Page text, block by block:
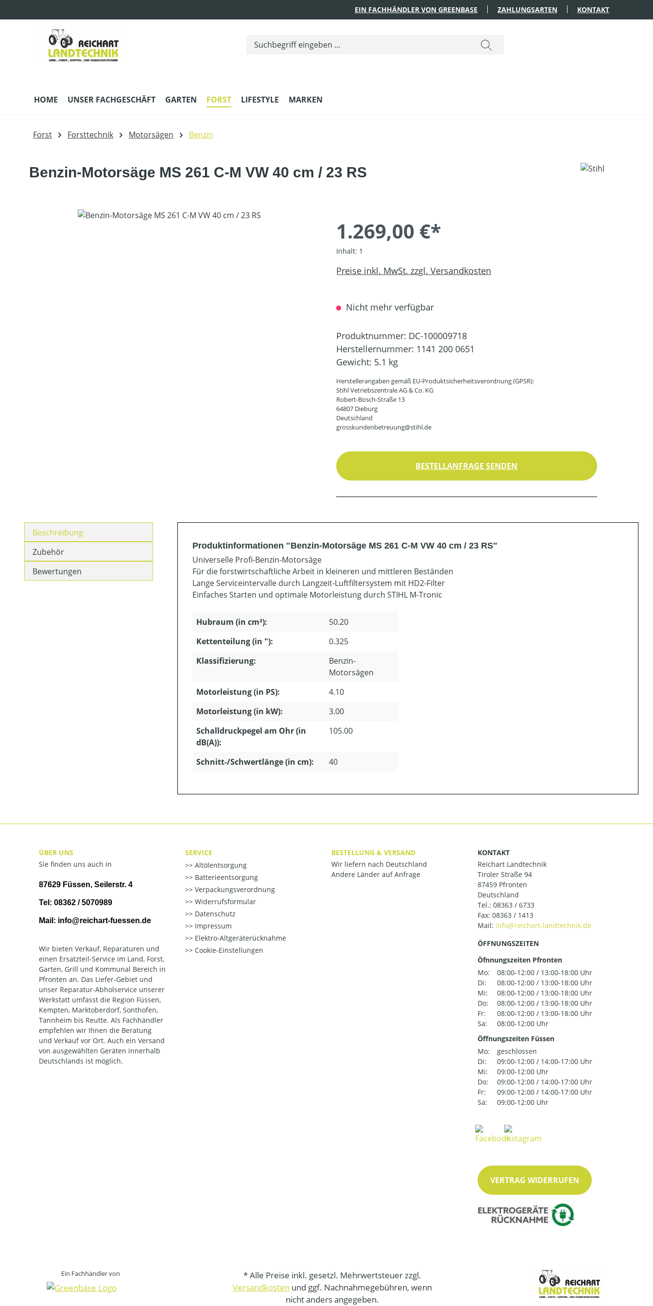
EIN FACHHÄNDLER VON GREENBASE ZAHLUNGSARTEN KONTAKT
HOME UNSER FACHGESCHÄFT GARTEN FORST LIFESTYLE MARKEN
Forst Forsttechnik Motorsägen Benzin
Benzin-Motorsäge MS 261 C-M VW 40 cm / 23 RS
Bildergalerie überspringen
1.269,00 €*
Inhalt: 1
Preise inkl. MwSt. zzgl. Versandkosten
Nicht mehr verfügbar
Produktnummer: DC-100009718
Herstellernummer: 1141 200 0651
Gewicht: 5.1 kg
Herstellerangaben gemäß EU-Produktsicherheitsverordnung (GPSR):
Stihl Vetriebszentrale AG & Co. KG
Robert-Bosch-Straße 13
64807 Dieburg
Deutschland
grosskundenbetreuung@stihl.de
BESTELLANFRAGE SENDEN
Beschreibung
Zubehör
Bewertungen
Produktinformationen "Benzin-Motorsäge MS 261 C-M VW 40 cm / 23 RS"
Universelle Profi-Benzin-Motorsäge
Für die forstwirtschaftliche Arbeit in kleineren und mittleren Beständen
Lange Serviceintervalle durch Langzeit-Luftfiltersystem mit HD2-Filter
Einfaches Starten und optimale Motorleistung durch STIHL M-Tronic
Hubraum (in cm³):
50.20
Kettenteilung (in "):
0.325
Klassifizierung:
Benzin-
Motorsägen
Motorleistung (in PS):
4.10
Motorleistung (in kW):
3.00
Schalldruckpegel am Ohr (in
dB(A)):
105.00
Schnitt-/Schwertlänge (in cm): 40
ÜBER UNS
Sie finden uns auch in
87629 Füssen, Seilerstr. 4
Tel: 08362 / 5070989
Mail: info@reichart-fuessen.de
Wir bieten Verkauf, Reparaturen und
einen Ersatzteil-Service im Land, Forst,
Garten, Grill und Kommunal Bereich in
Pfronten an. Das Liefer-Gebiet und
unser Reparatur-Abholservice unserer
Werkstatt umfasst die Region Füssen,
Kempten, Marktoberdorf, Sonthofen,
Tannheim bis Reutte. Als Fachhändler
empfehlen wir Ihnen die Beratung
und Verkauf vor Ort. Auch ein Versand
von ausgewählten Geräten innerhalb
Deutschlands ist möglich.
SERVICE
Altölentsorgung
Batterieentsorgung
Verpackungsverordnung
Widerrufsformular
Datenschutz
Impressum
Elektro-Altgeräterücknahme
Cookie-Einstellungen
BESTELLUNG & VERSAND
Wir liefern nach Deutschland
Andere Länder auf Anfrage
KONTAKT
Reichart Landtechnik
Tiroler Straße 94
87459 Pfronten
Deutschland
Tel.: 08363 / 6733
Fax: 08363 / 1413
Mail:
ÖFFNUNGSZEITEN
Öfnnungszeiten Pfronten
Mo:
08:00-12:00 / 13:00-18:00 Uhr
Di:
08:00-12:00 / 13:00-18:00 Uhr
Mi:
08:00-12:00 / 13:00-18:00 Uhr
Do:
08:00-12:00 / 13:00-18:00 Uhr
Fr:
08:00-12:00 / 13:00-18:00 Uhr
Sa:
08:00-12:00 Uhr
Öffnungszeiten Füssen
Mo:
geschlossen
Di:
09:00-12:00 / 14:00-17:00 Uhr
Mi:
09:00-12:00 Uhr
Do:
09:00-12:00 / 14:00-17:00 Uhr
Fr:
09:00-12:00 / 14:00-17:00 Uhr
Sa:
09:00-12:00 Uhr
VERTRAG WIDERRUFEN
Ein Fachhändler von
* Alle Preise inkl. gesetzl. Mehrwertsteuer zzgl.
Versandkosten und ggf. Nachnahmegebühren, wenn
nicht anders angegeben.